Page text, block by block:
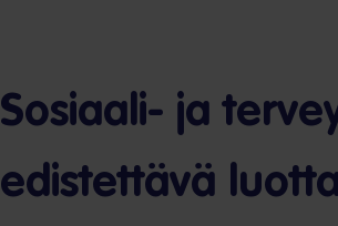
Sosiaali- ja
edistettävä